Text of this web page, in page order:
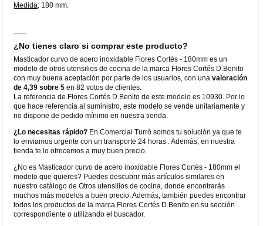
Medida: 180 mm.
¿No tienes claro si comprar este producto?
Masticador curvo de acero inoxidable Flores Cortés - 180mm es un
modelo de otros utensilios de cocina de la marca Flores Cortés D.Benito
con muy buena aceptación por parte de los usuarios, con unavaloración
de 4,39 sobre 5 en 82 votos de clientes.
La referencia de Flores Cortés D.Benito de este modelo es 10930. Por lo
que hace referencia al suministro, este modelo se vende unitariamente y
no dispone de pedido mínimo en nuestra tienda.
¿Lo necesitas rápido? En Comercial Turró somos tu solución ya que te
lo enviamos urgente con un transporte 24 horas . Además, en nuestra
tienda te lo ofrecemos a muy buen precio.
¿No es Masticador curvo de acero inoxidable Flores Cortés - 180mm el
modelo que quieres? Puedes descubrir más artículos similares en
nuestro catálogo de Otros utensilios de cocina, donde encontrarás
muchos más modelos a buen precio. Además, también puedes encontrar
todos los productos de la marca Flores Cortés D.Benito en su sección
correspondiente o utilizando el buscador.